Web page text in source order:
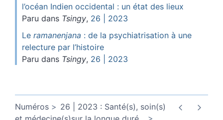
l’océan Indien occidental : un état des lieux
Paru dans Tsingy, 26 | 2023
Le ramanenjana : de la psychiatrisation à une
relecture par l’histoire
Paru dans Tsingy, 26 | 2023
Numéros
26 | 2023 : Santé(s), soin(s)